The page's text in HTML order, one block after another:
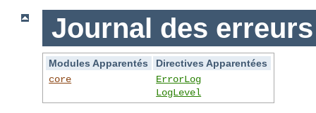
Journal des erreurs
Modules Apparentés
Directives Apparentées
core
ErrorLog
LogLevel